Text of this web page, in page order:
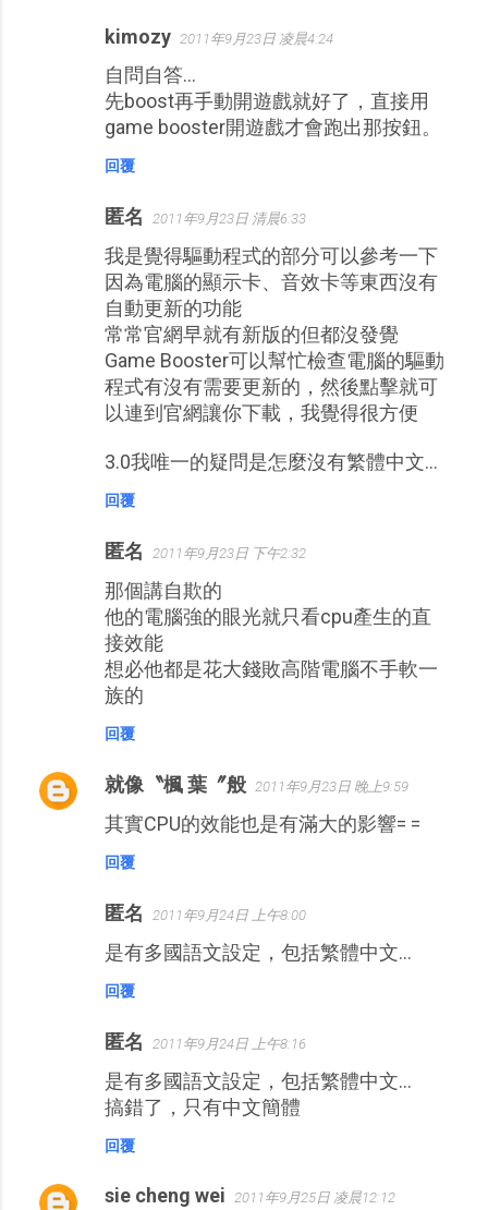
kimozy 2011年9月23日 凌晨4:24
自問自答...
先boost再手動開遊戲就好了，直接用
game booster開遊戲才會跑出那按鈕。
回覆
匿名 2011年9月23日 清晨6:33
我是覺得驅動程式的部分可以參考一下
因為電腦的顯示卡、音效卡等東西沒有
自動更新的功能
常常官網早就有新版的但都沒發覺
Game Booster可以幫忙檢查電腦的驅動
程式有沒有需要更新的，然後點擊就可
以連到官網讓你下載，我覺得很方便
3.0我唯一的疑問是怎麼沒有繁體中文...
回覆
匿名 2011年9月23日 下午2:32
那個講自欺的
他的電腦強的眼光就只看cpu產生的直
接效能
想必他都是花大錢敗高階電腦不手軟一
族的
回覆
就像〝楓 葉〞般 2011年9月23日 晚上9:59
其實CPU的效能也是有滿大的影響= =
回覆
匿名 2011年9月24日 上午8:00
是有多國語文設定，包括繁體中文...
回覆
匿名 2011年9月24日 上午8:16
是有多國語文設定，包括繁體中文...
搞錯了，只有中文簡體
回覆
sie cheng wei 2011年9月25日 凌晨12:12